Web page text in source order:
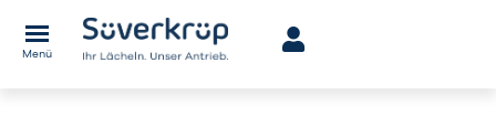
Menü
Derzeit sind keine